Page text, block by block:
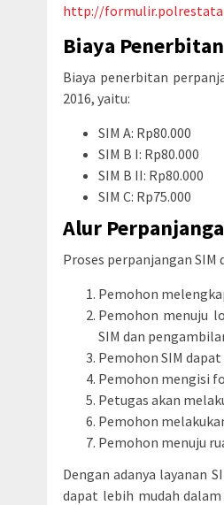
http://
Biaya
Biaya penerbitan
2016, yaitu:
SIM A: Rp80.000
SIM B I: Rp80.000
SIM B II: Rp80.000
SIM C: Rp75.000
Alur
Proses perpanjangan
Pemohon
Pemohon menuju
SIM dan
Pemohon SIM
Pemohon mengisi
Petugas akan
Pemohon
Pemohon menuju
Dengan adanya layanan
dapat lebih mudah